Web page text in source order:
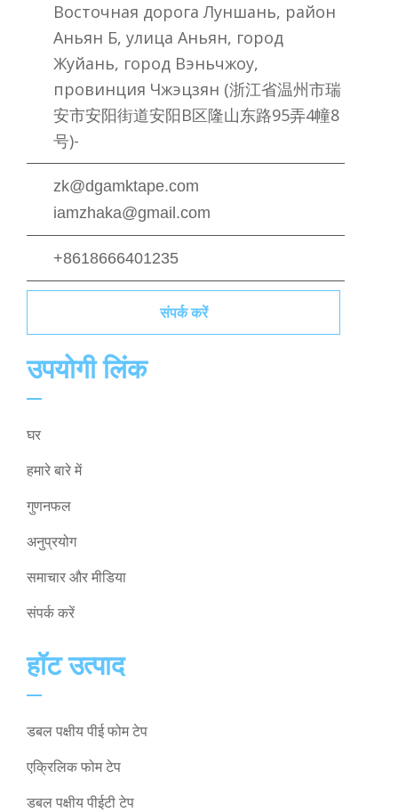
Восточная дорога Луншань, район
Аньян Б, улица Аньян, город
Жуйань, город Вэньчжоу,
провинция Чжэцзян (浙江省温州市瑞
安市安阳街道安阳B区隆山东路95弄4幢8
号)-
zk@dgamktape.com
iamzhaka@gmail.com
+8618666401235
संपर्क करें
उपयोगी लिंक
घर
हमारे बारे में
गुणनफल
अनुप्रयोग
समाचार और मीडिया
संपर्क करें
हॉट उत्पाद
डबल पक्षीय पीई फोम टेप
एक्रिलिक फोम टेप
डबल पक्षीय पीईटी टेप